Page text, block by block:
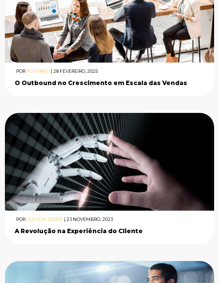
POR RUI PINTO 28 FEVEREIRO, 2025
O Outbound no Crescimento em Escala das Vendas
PORCLÁUDIA SERRA 23 NOVEMBRO, 2023
A Revolução na Experiência do Cliente